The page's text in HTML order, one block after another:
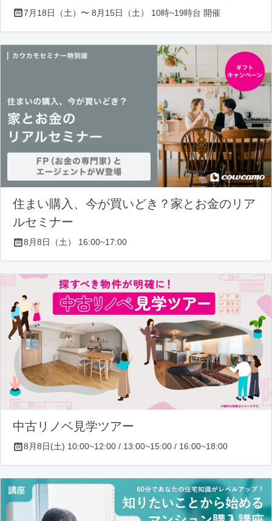
7月18日（土）〜 8月15日（土） 10時~19時台 開催
住まい購入、今が買いどき？家とお金のリア
ルセミナー
8月8日（土） 16:00~17:00
中古リノベ見学ツアー
8月8日(土) 10:00~12:00 / 13:00~15:00 / 16:00~18:00